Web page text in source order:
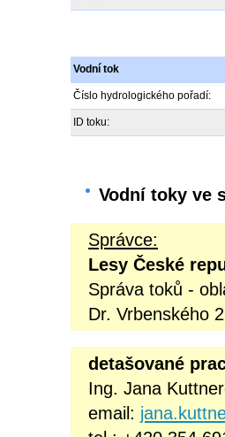
Vodní tok
Číslo hydrologického pořadí:
ID toku:
Vodní toky ve
Správce:
Lesy České
Správa toků -
Dr. Vrbenského
detašované
Ing. Jana
email: